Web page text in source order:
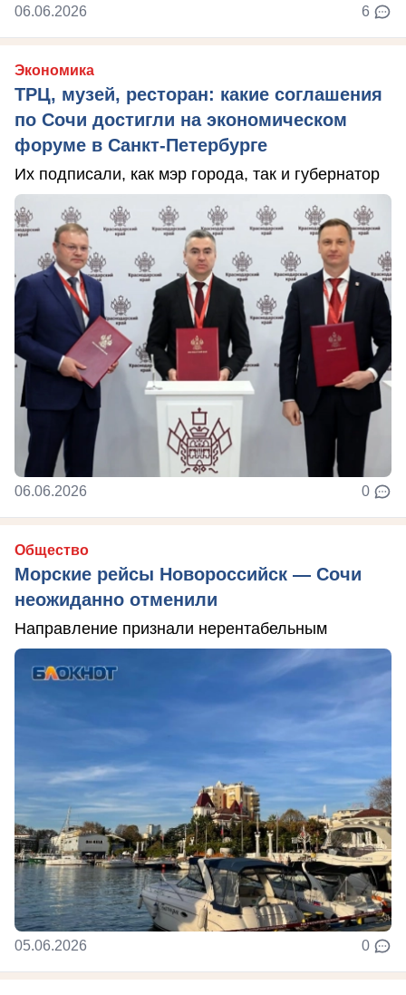
06.06.2026 6
Экономика
ТРЦ, музей, ресторан: какие соглашения
по Сочи достигли на экономическом
форуме в Санкт-Петербурге
Их подписали, как мэр города, так и губернатор
06.06.2026 0
Общество
Морские рейсы Новороссийск — Сочи
неожиданно отменили
Направление признали нерентабельным
05.06.2026 0